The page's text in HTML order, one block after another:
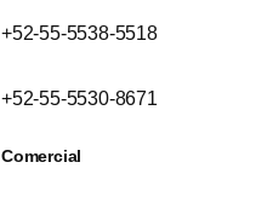
+52-55-5538-5518
+52-55-5530-8671
Comercial